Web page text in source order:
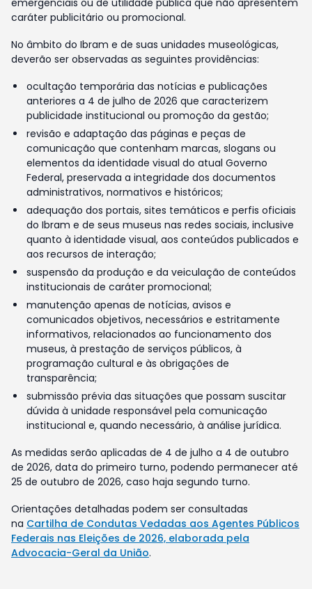
emergenciais ou de utilidade pública que não apresentem
caráter publicitário ou promocional.
No âmbito do Ibram e de suas unidades museológicas,
deverão ser observadas as seguintes providências:
ocultação temporária das notícias e publicações
anteriores a 4 de julho de 2026 que caracterizem
publicidade institucional ou promoção da gestão;
revisão e adaptação das páginas e peças de
comunicação que contenham marcas, slogans ou
elementos da identidade visual do atual Governo
Federal, preservada a integridade dos documentos
administrativos, normativos e históricos;
adequação dos portais, sites temáticos e perfis oficiais
do Ibram e de seus museus nas redes sociais, inclusive
quanto à identidade visual, aos conteúdos publicados e
aos recursos de interação;
suspensão da produção e da veiculação de conteúdos
institucionais de caráter promocional;
manutenção apenas de notícias, avisos e
comunicados objetivos, necessários e estritamente
informativos, relacionados ao funcionamento dos
museus, à prestação de serviços públicos, à
programação cultural e às obrigações de
transparência;
submissão prévia das situações que possam suscitar
dúvida à unidade responsável pela comunicação
institucional e, quando necessário, à análise jurídica.
As medidas serão aplicadas de 4 de julho a 4 de outubro
de 2026, data do primeiro turno, podendo permanecer até
25 de outubro de 2026, caso haja segundo turno.
Orientações detalhadas podem ser consultadas
na Cartilha de Condutas Vedadas aos Agentes Públicos
Federais nas Eleições de 2026, elaborada pela
Advocacia-Geral da União.